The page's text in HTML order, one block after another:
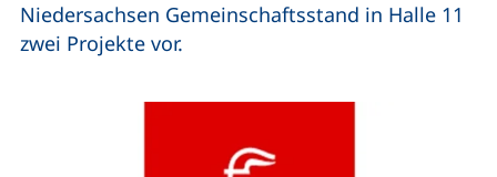
Niedersachsen Gemeinschaftsstand in Halle 11
zwei Projekte vor.